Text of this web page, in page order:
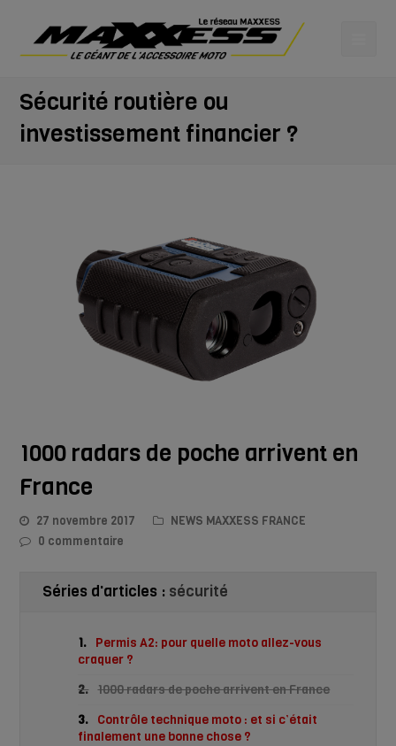
Sécurité routière ou
investissement financier ?
1000 radars de poche arrivent en
France
27 novembre 2017
NEWS MAXXESS FRANCE
0 commentaire
Séries d'articles : sécurité
1. Permis A2: pour quelle moto allez-vous
craquer ?
2. 1000 radars de poche arrivent en France
3. Contrôle technique moto : et si c’était
finalement une bonne chose ?